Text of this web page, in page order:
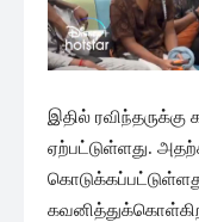
இதில் ரவிந்தருக்கு
ஏற்பட்டுள்ளது.